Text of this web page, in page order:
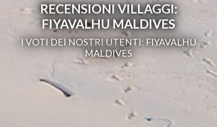
RECENSIONI VILLAGGI:
FIYAVALHU MALDIVES
I VOTI DEI NOSTRI UTENTI: FIYAVALHU
MALDIVES